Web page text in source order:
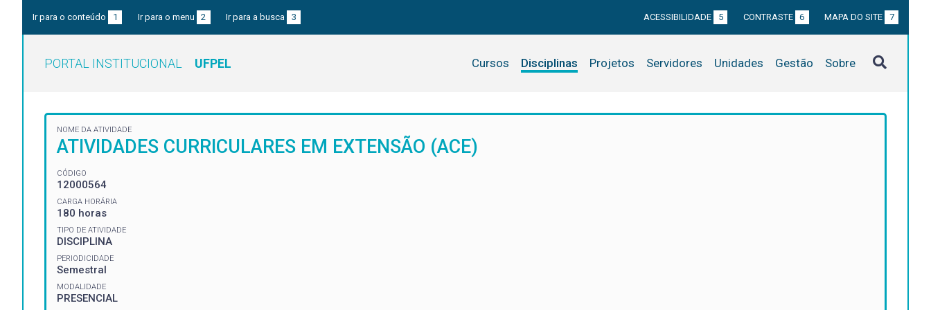
Ir para o conteúdo 1 Ir para o menu 2 Ir para a busca 3 ACESSIBILIDADE 5 CONTRASTE 6 MAPA DO SITE 7
PORTAL INSTITUCIONAL UFPEL Cursos Disciplinas Projetos Servidores Unidades Gestão Sobre
NOME DA ATIVIDADE
ATIVIDADES CURRICULARES EM EXTENSÃO (ACE)
CÓDIGO
12000564
CARGA HORÁRIA
180 horas
TIPO DE ATIVIDADE
DISCIPLINA
PERIODICIDADE
Semestral
MODALIDADE
PRESENCIAL